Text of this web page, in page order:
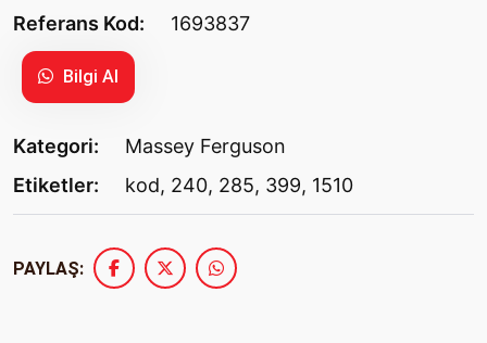
Referans Kod:
1693837
Bilgi Al
Kategori:
Massey Ferguson
Etiketler:
kod, 240, 285, 399, 1510
PAYLAŞ: